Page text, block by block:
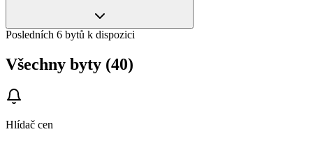
Posledních 6 bytů k dispozici
Všechny byty (40)
Hlídač cen